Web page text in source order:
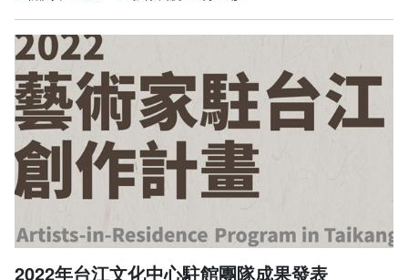
開幕大戲「台江向望」、「開江紀」藝術裝置展覽、「十六
寮民眾共創計畫」成果展，將在台江不同巷弄角落，
呈現在地居民與藝術家的共創作品，用藝術詮釋大道公信
仰、水利發展、百年教育史等主題，勾勒未來水城市的願
景。
我們也和臺南社區大學台江分校、安南區各級學校合作規劃
音樂會，並配合海尾朝皇宮六年一科的建醮大典，舉辦慶祝
活動。
這是一場由下而上的公民文化運動，因海而生，在土地中生
根發芽、繁榮茁壯。邀請您蒞臨台江，感受文化的魅力與生
命力！
詳細資訊請至：
https://tkcc.tnc.gov.tw/Project/Festival/2023Festival.htm
2022年台江文化中心駐館團隊成果發表